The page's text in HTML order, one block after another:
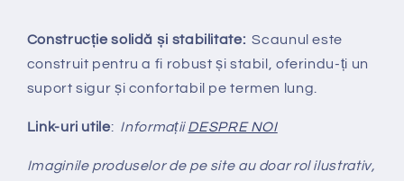
Construcție solidă și stabilitate:Scaunul este
construit pentru a fi robust și stabil, oferindu-ți un
suport sigur și confortabil pe termen lung.
Link-uri utile: InformațiiDESPRE NOI
Imaginile produselor de pe site au doar rol ilustrativ,